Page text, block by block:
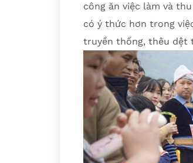
công ăn việc làm và
có ý thức hơn trong
truyền thống, thêu dệt